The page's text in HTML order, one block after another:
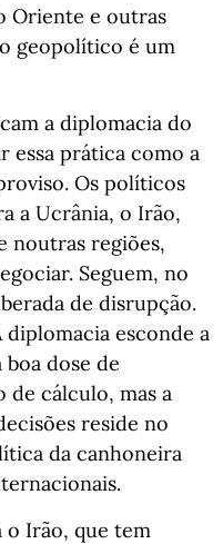
Oriente e outras
geopolítico é um
a diplomacia do
essa prática como a
Os políticos
a Ucrânia, o Irão,
noutras regiões,
Seguem, no
de disrupção.
diplomacia esconde a
dose de
cálculo, mas a
reside no
da canhoneira
o Irão, que tem